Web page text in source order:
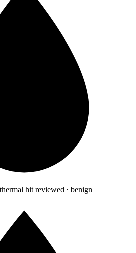
hit reviewed · benign